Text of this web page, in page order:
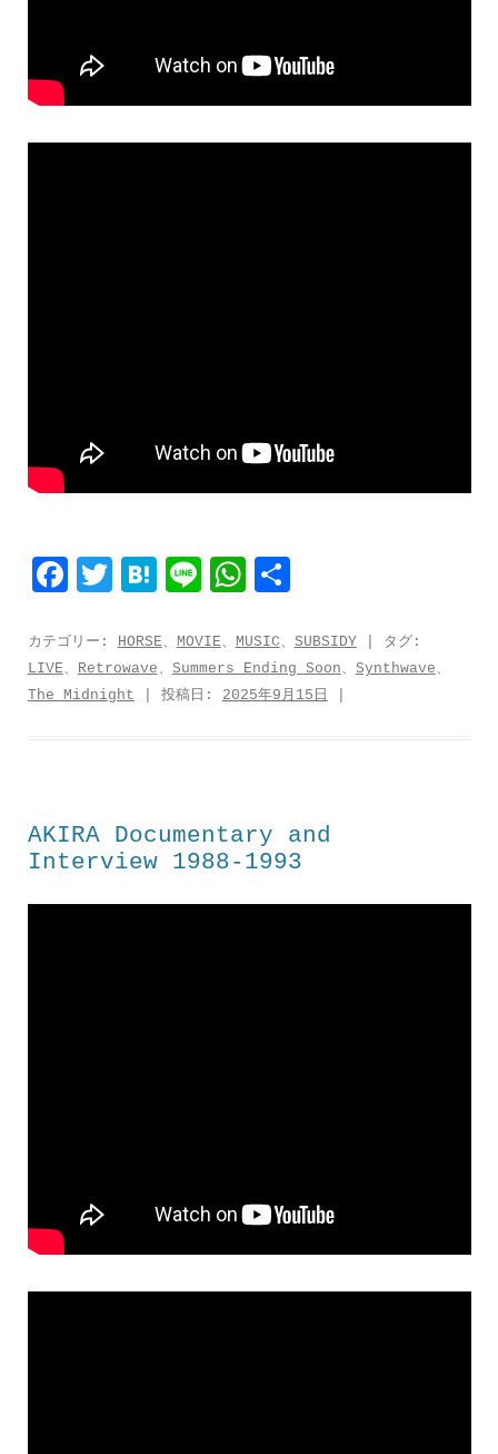
F
c
e
k
T
i
t
t
H
t
e
L
n
e
W
a
t
p
共
カテゴリー: HORSE、 MOVIE、 MUSIC、 SUBSIDY| タグ:
LIVE、 Retrowave、 Summers Ending Soon、 Synthwave、
The Midnight | 投稿日: 2025年9月15日
AKIRA Documentary and
Interview 1988-1993